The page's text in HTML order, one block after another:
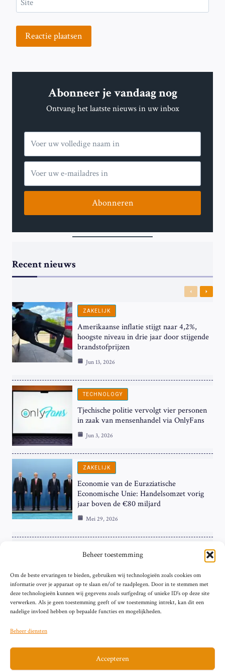
Beheer toestemming
Om de beste ervaringen te bieden, gebruiken wij technologieën zoals cookies om
informatie over je apparaat op te slaan en/of te raadplegen. Door in te stemmen met
deze technologieën kunnen wij gegevens zoals surfgedrag of unieke ID's op deze site
verwerken. Als je geen toestemming geeft of uw toestemming intrekt, kan dit een
nadelige invloed hebben op bepaalde functies en mogelijkheden.
Beheer diensten
Accepteren
Site
Abonneer je vandaag nog
Ontvang het laatste nieuws in uw inbox
Abonneren
Recent nieuws
Previous
Next
ZAKELIJK
Amerikaanse inflatie stijgt naar 4,2%,
hoogste niveau in drie jaar door stijgende
brandstofprijzen
Jun 13, 2026
TECHNOLOGY
Tjechische politie vervolgt vier personen
in zaak van mensenhandel via OnlyFans
Jun 3, 2026
ZAKELIJK
Economie van de Euraziatische
Economische Unie: Handelsomzet vorig
jaar boven de €80 miljard
Mei 29, 2026
ZAKELIJK
Hardnekkige Inflatie bij de ‘Grote Vier’
van de Eurozone
Mei 29, 2026
Sitemap Contact Privacybeleid (EU) Impressum